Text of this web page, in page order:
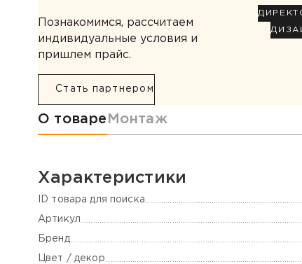
Познакомимся, рассчитаем
индивидуальные условия и
пришлем прайс.
Стать партнером
Информация о товаре
О товаре Монтаж
Характеристики
ID товара для поиска
Артикул
Бренд
Цвет / декор